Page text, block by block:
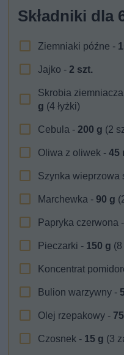
Składniki dla
Ziemniaki późne -
Jajko -2 szt.
Skrobia
g (4 łyżki)
Cebula -200 g (2
Oliwa z oliwek -45
Szynka wieprzowa
Marchewka -90 g
Papryka czerwona
Pieczarki - 150 g
Koncentrat
Bulion warzywny -
Olej rzepakowy - 75
Czosnek - 15 g (3